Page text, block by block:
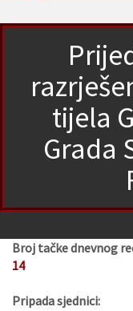
tijela
Grada
Broj tačke dnevnog
14
Pripada sjednici: